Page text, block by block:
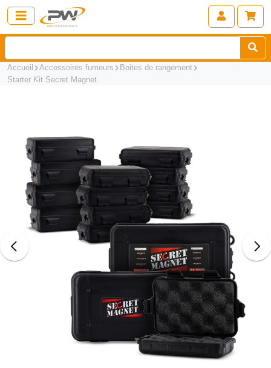
Accueil Accessoires fumeurs
Boites de rangement
Starter Kit Secret Magnet